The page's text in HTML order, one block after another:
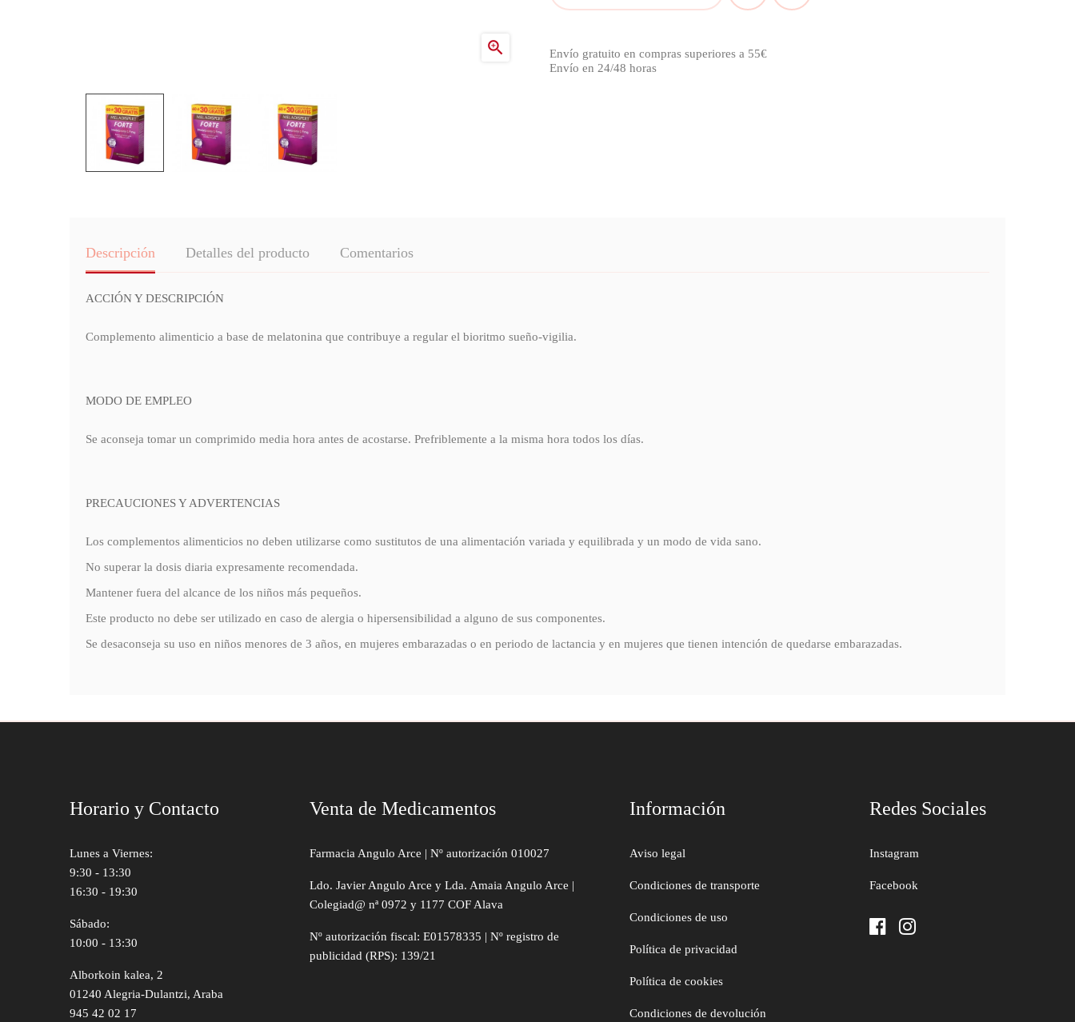

Envío gratuito en compras superiores a 55€
Envío en 24/48 horas
Descripción Detalles del producto Comentarios
ACCIÓN Y DESCRIPCIÓN
Complemento alimenticio a base de melatonina que contribuye a regular el bioritmo sueño-vigilia.
MODO DE EMPLEO
Se aconseja tomar un comprimido media hora antes de acostarse. Prefriblemente a la misma hora todos los días.
PRECAUCIONES Y ADVERTENCIAS
Los complementos alimenticios no deben utilizarse como sustitutos de una alimentación variada y equilibrada y un modo de vida sano.
No superar la dosis diaria expresamente recomendada.
Mantener fuera del alcance de los niños más pequeños.
Este producto no debe ser utilizado en caso de alergia o hipersensibilidad a alguno de sus componentes.
Se desaconseja su uso en niños menores de 3 años, en mujeres embarazadas o en periodo de lactancia y en mujeres que tienen intención de quedarse embarazadas.
Horario y Contacto
Lunes a Viernes:
9:30 - 13:30
16:30 - 19:30
Sábado:
10:00 - 13:30
Alborkoin kalea, 2
01240 Alegria-Dulantzi, Araba
945 42 02 17
Venta de Medicamentos
Farmacia Angulo Arce | Nº autorización 010027
Ldo. Javier Angulo Arce y Lda. Amaia Angulo Arce |
Colegiad@ nª 0972 y 1177 COF Alava
Nº autorización fiscal: E01578335 | Nº registro de
publicidad (RPS): 139/21
Información
Aviso legal
Condiciones de transporte
Condiciones de uso
Política de privacidad
Política de cookies
Condiciones de devolución
Redes Sociales
Instagram
Facebook